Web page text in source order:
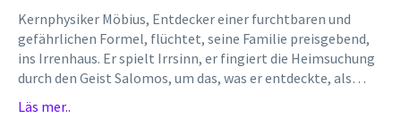
Kernphysiker Möbius, Entdecker einer furchtbaren und
gefährlichen Formel, flüchtet, seine Familie preisgebend,
ins Irrenhaus. Er spielt Irrsinn, er fingiert die Heimsuchung
durch den Geist Salomos, um das, was er entdeckte, als
Produkt des Irrsinns zu diffamieren. Doch zwei
Geheimagenten, ebenfalls als Wahnsinnige getarnt, sind
Läs mer..